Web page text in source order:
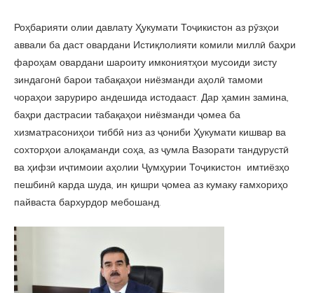
Роҳбарияти олии давлату Ҳукумати Тоҷикистон аз рӯзҳои
аввали ба даст овардани Истиқлолияти комили миллӣ баҳри
фароҳам овардани шароиту имкониятҳои мусоиди зисту
зиндагонӣ барои табақаҳои ниёзманди аҳолӣ тамоми
чораҳои заруриро андешида истодааст. Дар ҳамин замина,
баҳри дастрасии табақаҳои ниёзманди ҷомеа ба
хизматрасониҳои тиббӣ низ аз ҷониби Ҳукумати кишвар ва
сохторҳои алоқаманди соҳа, аз ҷумла Вазорати тандурустӣ
ва ҳифзи иҷтимоии аҳолии Ҷумҳурии Тоҷикистон имтиёзҳо
пешбинӣ карда шуда, ин қишри ҷомеа аз кумаку ғамхориҳо
пайваста бархурдор мебошанд.